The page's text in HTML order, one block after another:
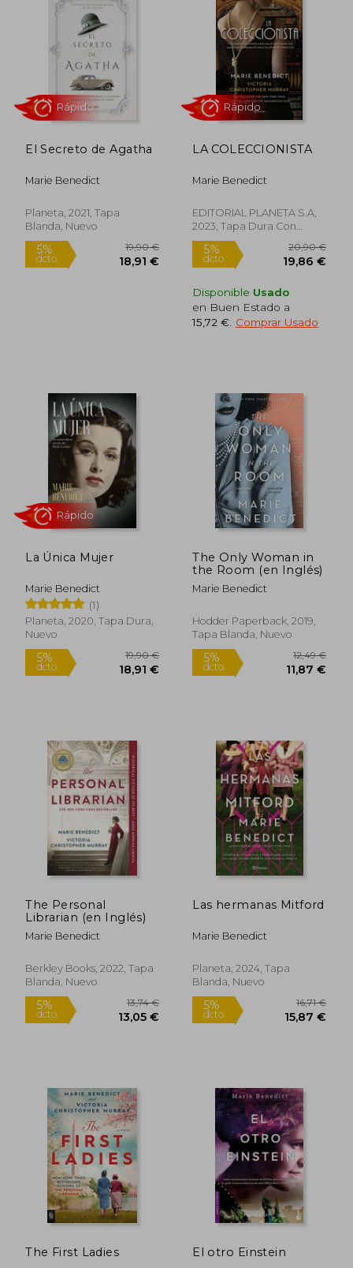
mujeres influyentes. Sus libros han sido
traducidos a más de treinta idiomas y
seleccionados por clubes de lectura como
los de Barnes & Noble y Target.
El Secreto de Agatha
Marie Benedict
Planeta, 2021, Tapa
Blanda, Nuevo
LA COLECCIONISTA
Marie Benedict
EDITORIAL PLANETA S.A,
2023, Tapa Dura Con
Sobrecubierta, Nuevo
Disponible Usado
en Buen Estado a
15,72 € Comprar Usado
La Única Mujer
Marie Benedict
(1)
Planeta, 2020, Tapa Dura,
Nuevo
5%
18,91 €
Rápido
The Only Woman in
the Room (en Inglés)
Marie Benedict
Hodder Paperback, 2019,
Tapa Blanda, Nuevo
5%
dcto.
The Personal
Librarian (en Inglés)
Marie Benedict
Berkley Books, 2022, Tapa
Blanda, Nuevo
5%
dcto. 13,05 €
Las hermanas Mitford
Marie Benedict
Planeta, 2024, Tapa
Blanda, Nuevo
5%
dcto.
The First Ladies El otro Einstein